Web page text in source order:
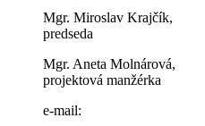
Mgr. Miroslav Krajčík,
predseda
Mgr. Aneta Molnárová,
projektová manžérka
e-mail: